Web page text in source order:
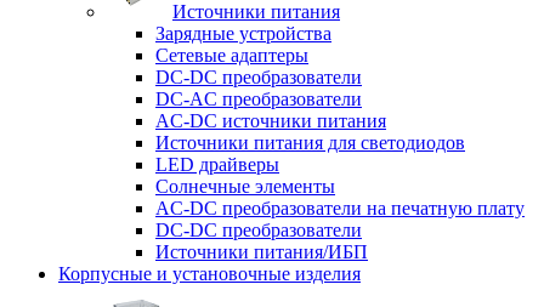
Источники питания
Зарядные устройства
Сетевые адаптеры
DC-DC преобразователи
DC-AC преобразователи
AC-DC источники питания
Источники питания для светодиодов
LED драйверы
Солнечные элементы
AC-DC преобразователи на печатную плату
DC-DC преобразователи
Источники питания/ИБП
Корпусные и установочные изделия